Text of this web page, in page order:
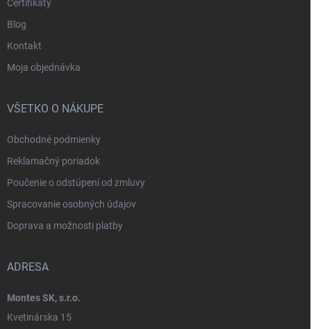
Certifikáty
Blog
Kontakt
Moja objednávka
VŠETKO O NÁKUPE
Obchodné podmienky
Reklamačný poriadok
Poučenie o odstúpení od zmluvy
Spracovanie osobných údajov
Doprava a možnosti platby
ADRESA
Montes SK, s.r.o.
Kvetinárska 15